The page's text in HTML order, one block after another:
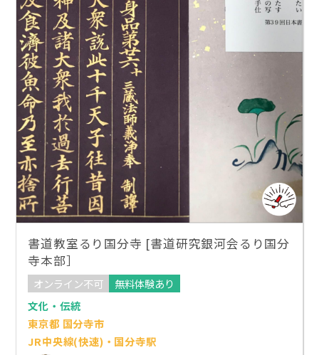
書道教室るり国分寺 [書道研究銀河会るり国分
寺本部］
オンライン不可
無料体験あり
文化・伝統
東京都 国分寺市
JR中央線(快速)・国分寺駅